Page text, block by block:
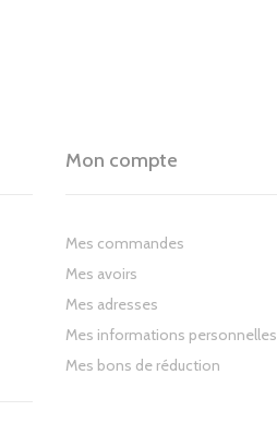
Mon compte
Mes commandes
Mes avoirs
Mes adresses
Mes informations personnelles
Mes bons de réduction